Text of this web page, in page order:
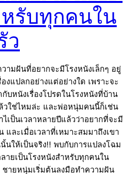
รับทุกคนใน
ว
ามฝันที่อยากจะมีโรงหนังเล็กๆ อยู่
งแปลกอย่างแต่อย่างใด เพราะจะ
บหนังเรื่องโปรดในโรงหนังที่บ้าน
ใช่ไหมล่ะ และพ่อหนุ่มคนนี้ก็เช่น
เป็นเวลาหลายปีแล้วว่าอยากที่จะมี
และเมื่อเวลาที่เหมาะสมมาถึงเขา
นให้เป็นจริง!! พบกับการแปลงโฉม
ายเป็นโรงหนังสำหรับทุกคนใน
ายหนุ่มเริ่มต้นลงมือทำความฝัน